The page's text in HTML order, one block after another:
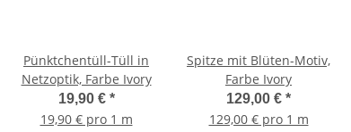
Pünktchentüll-Tüll in
Netzoptik, Farbe Ivory
19,90 € *
19,90 € pro 1 m
Spitze mit Blüten-Motiv,
Farbe Ivory
129,00 € *
129,00 € pro 1 m